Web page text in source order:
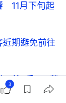
11月下旬起
期避免前往
首3季748萬
3